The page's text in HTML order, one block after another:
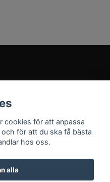
cookies för att anpassa
för att du ska få bästa
hos oss.
alla